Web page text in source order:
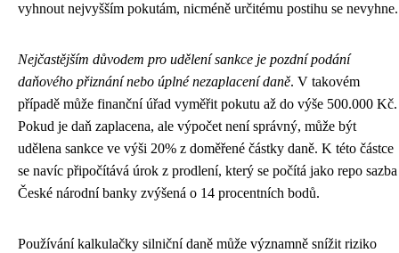
vyhnout nejvyšším pokutám, nicméně určitému postihu se nevyhne.
Nejčastějším důvodem pro udělení sankce je pozdní podání
daňového přiznání nebo úplné nezaplacení daně. V takovém
případě může finanční úřad vyměřit pokutu až do výše 500.000 Kč.
Pokud je daň zaplacena, ale výpočet není správný, může být
udělena sankce ve výši 20% z doměřené částky daně. K této částce
se navíc připočítává úrok z prodlení, který se počítá jako repo sazba
České národní banky zvýšená o 14 procentních bodů.
Používání kalkulačky silniční daně může významně snížit riziko